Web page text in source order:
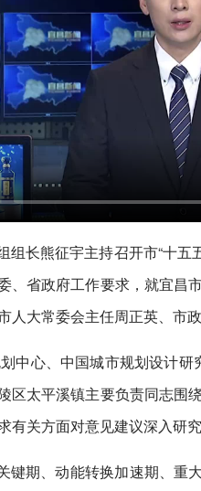
组长熊征宇主持召开市“十
省政府工作要求，就宜昌
大常委会主任周正英、市
中心、中国城市规划设计
太平溪镇主要负责同志围
关方面对意见建议深入研究
键期、动能转换加速期、重